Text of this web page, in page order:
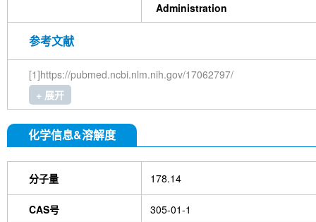
Administration
参考文献
[1]https://pubmed.ncbi.nlm.nih.gov/17062797/
+ 展开
化学信息&溶解度
分子量 178.14
CAS号 305-01-1